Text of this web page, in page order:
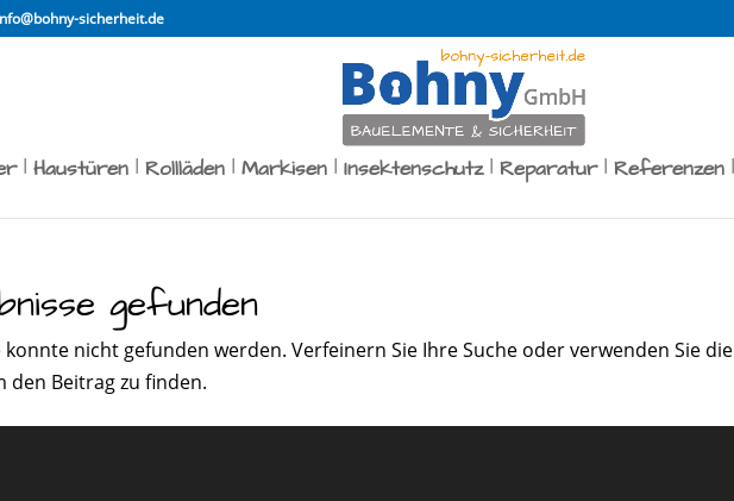
sicherheit.de
Haustüren Rollläden Markisen Insektenschutz Reparatur Referenzen
gefunden
konnte nicht gefunden werden. Verfeinern Sie Ihre Suche oder verwenden Sie die
den Beitrag zu finden.